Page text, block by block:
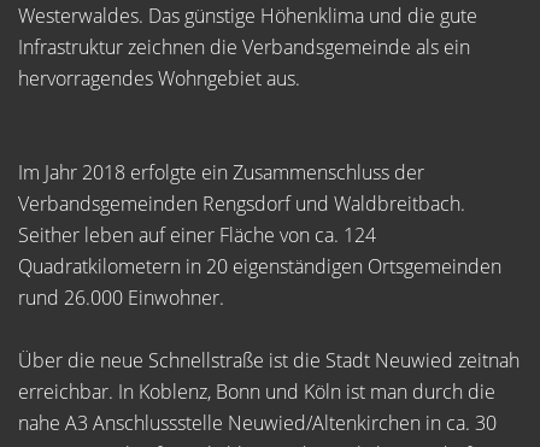
Westerwaldes. Das günstige Höhenklima und die gute
Infrastruktur zeichnen die Verbandsgemeinde als ein
hervorragendes Wohngebiet aus.
Im Jahr 2018 erfolgte ein Zusammenschluss der
Verbandsgemeinden Rengsdorf und Waldbreitbach.
Seither leben auf einer Fläche von ca. 124
Quadratkilometern in 20 eigenständigen Ortsgemeinden
rund 26.000 Einwohner.
Über die neue Schnellstraße ist die Stadt Neuwied zeitnah
erreichbar. In Koblenz, Bonn und Köln ist man durch die
nahe A3 Anschlussstelle Neuwied/Altenkirchen in ca. 30